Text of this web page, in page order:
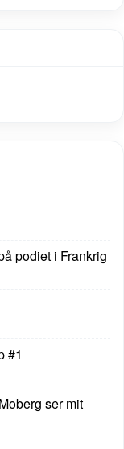
podiet i Frankrig
#1
ser mit